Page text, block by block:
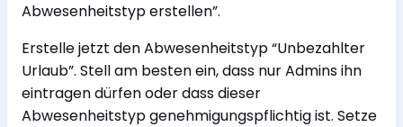
Abwesenheitstyp erstellen”.
Erstelle jetzt den Abwesenheitstyp “Unbezahlter
Urlaub”. Stell am besten ein, dass nur Admins ihn
eintragen dürfen oder dass dieser
Abwesenheitstyp genehmigungspflichtig ist. Setze